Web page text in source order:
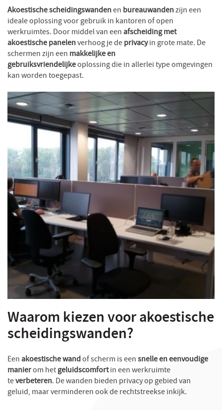
Akoestische scheidingswandenen bureauwandenzijn een
ideale oplossing voor gebruik in kantoren of open
werkruimtes. Door middel van eenafscheiding met
akoestische panelenverhoog je deprivacyin grote mate. De
schermen zijn een makkelijke en
gebruiksvriendelijkeoplossing die in allerlei type omgevingen
kan worden toegepast.
Waarom kiezen voor akoestische
scheidingswanden?
Eenakoestische wandof scherm is eensnelle en eenvoudige
manierom hetgeluidscomfortin een werkruimte
teverbeteren. De wanden bieden privacy op gebied van
geluid, maar verminderen ook de rechtstreekse inkijk.